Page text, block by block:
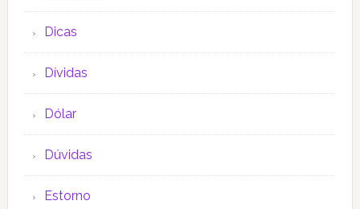
Dicas
Dívidas
Dólar
Dúvidas
Estorno